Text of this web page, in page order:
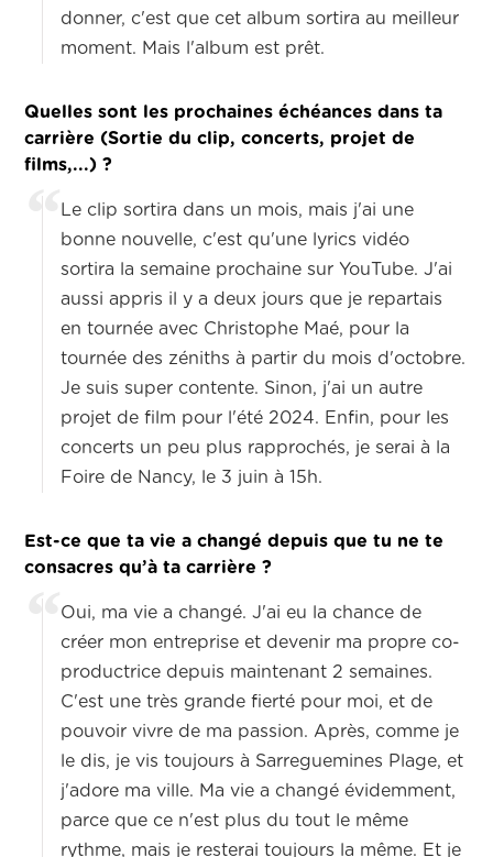
donner, c'est que cet album sortira au meilleur
moment. Mais l'album est prêt.
Quelles sont les prochaines échéances dans ta
carrière (Sortie du clip, concerts, projet de
films,...) ?
Le clip sortira dans un mois, mais j'ai une
bonne nouvelle, c'est qu'une lyrics vidéo
sortira la semaine prochaine sur YouTube. J'ai
aussi appris il y a deux jours que je repartais
en tournée avec Christophe Maé, pour la
tournée des zéniths à partir du mois d'octobre.
Je suis super contente. Sinon, j'ai un autre
projet de film pour l'été 2024. Enfin, pour les
concerts un peu plus rapprochés, je serai à la
Foire de Nancy, le 3 juin à 15h.
Est-ce que ta vie a changé depuis que tu ne te
consacres qu’à ta carrière ?
Oui, ma vie a changé. J'ai eu la chance de
créer mon entreprise et devenir ma propre co-
productrice depuis maintenant 2 semaines.
C'est une très grande fierté pour moi, et de
pouvoir vivre de ma passion. Après, comme je
le dis, je vis toujours à Sarreguemines Plage, et
j'adore ma ville. Ma vie a changé évidemment,
parce que ce n'est plus du tout le même
rythme, mais je resterai toujours la même. Et je